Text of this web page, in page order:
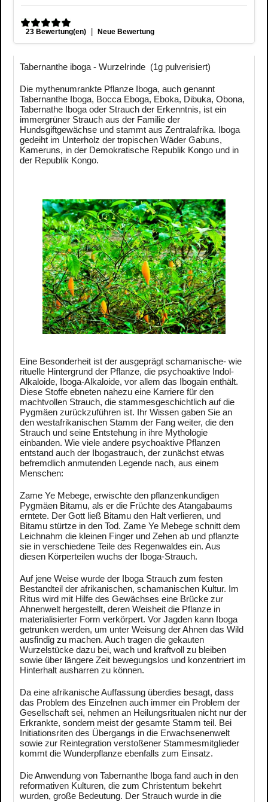
23 Bewertung(en) | Neue Bewertung
Tabernanthe iboga - Wurzelrinde (1g pulverisiert)
Die mythenumrankte Pflanze Iboga, auch genannt
Tabernanthe Iboga, Bocca Eboga, Eboka, Dibuka, Obona,
Tabernathe Iboga oder Strauch der Erkenntnis, ist ein
immergrüner Strauch aus der Familie der
Hundsgiftgewächse und stammt aus Zentralafrika. Iboga
gedeiht im Unterholz der tropischen Wäder Gabuns,
Kameruns, in der Demokratische Republik Kongo und in
der Republik Kongo.
Eine Besonderheit ist der ausgeprägt schamanische- wie
rituelle Hintergrund der Pflanze, die psychoaktive Indol-
Alkaloide, Iboga-Alkaloide, vor allem das Ibogain enthält.
Diese Stoffe ebneten nahezu eine Karriere für den
machtvollen Strauch, die stammesgeschichtlich auf die
Pygmäen zurückzuführen ist. Ihr Wissen gaben Sie an
den westafrikanischen Stamm der Fang weiter, die den
Strauch und seine Entstehung in ihre Mythologie
einbanden. Wie viele andere psychoaktive Pflanzen
entstand auch der Ibogastrauch, der zunächst etwas
befremdlich anmutenden Legende nach, aus einem
Menschen:
Zame Ye Mebege, erwischte den pflanzenkundigen
Pygmäen Bitamu, als er die Früchte des Atangabaums
erntete. Der Gott ließ Bitamu den Halt verlieren, und
Bitamu stürtze in den Tod. Zame Ye Mebege schnitt dem
Leichnahm die kleinen Finger und Zehen ab und pflanzte
sie in verschiedene Teile des Regenwaldes ein. Aus
diesen Körperteilen wuchs der Iboga-Strauch.
Auf jene Weise wurde der Iboga Strauch zum festen
Bestandteil der afrikanischen, schamanischen Kultur. Im
Ritus wird mit Hilfe des Gewächses eine Brücke zur
Ahnenwelt hergestellt, deren Weisheit die Pflanze in
materialisierter Form verkörpert. Vor Jagden kann Iboga
getrunken werden, um unter Weisung der Ahnen das Wild
ausfindig zu machen. Auch tragen die gekauten
Wurzelstücke dazu bei, wach und kraftvoll zu bleiben
sowie über längere Zeit bewegungslos und konzentriert im
Hinterhalt ausharren zu können.
Da eine afrikanische Auffassung überdies besagt, dass
das Problem des Einzelnen auch immer ein Problem der
Gesellschaft sei, nehmen an Heilungsritualen nicht nur der
Erkrankte, sondern meist der gesamte Stamm teil. Bei
Initiationsriten des Übergangs in die Erwachsenenwelt
sowie zur Reintegration verstoßener Stammesmitglieder
kommt die Wunderpflanze ebenfalls zum Einsatz.
Die Anwendung von Tabernanthe Iboga fand auch in den
reformativen Kulturen, die zum Christentum bekehrt
wurden, große Bedeutung. Der Strauch wurde in die